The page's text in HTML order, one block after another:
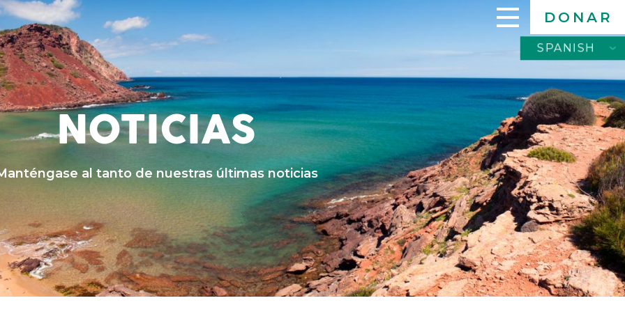
DONAR
SPANISH
SPANISH
NOTICIAS
al tanto de nuestras últimas noticias